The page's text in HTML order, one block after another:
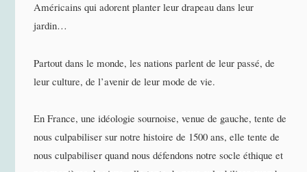
Américains qui adorent planter leur drapeau dans leur
jardin…
Partout dans le monde, les nations parlent de leur passé, de
leur culture, de l’avenir de leur mode de vie.
En France, une idéologie sournoise, venue de gauche, tente de
nous culpabiliser sur notre histoire de 1500 ans, elle tente de
nous culpabiliser quand nous défendons notre socle éthique et